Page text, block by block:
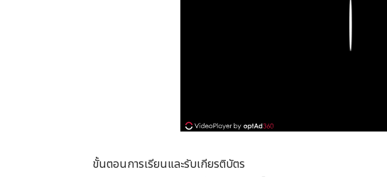
ขั้นตอนการเรียนและรับเกียรติบัตร